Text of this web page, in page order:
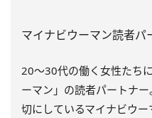
マイナビウーマン読者パ
20～30代の働く女性たち
ーマン」の読者パートナ
切にしているマイナビウ